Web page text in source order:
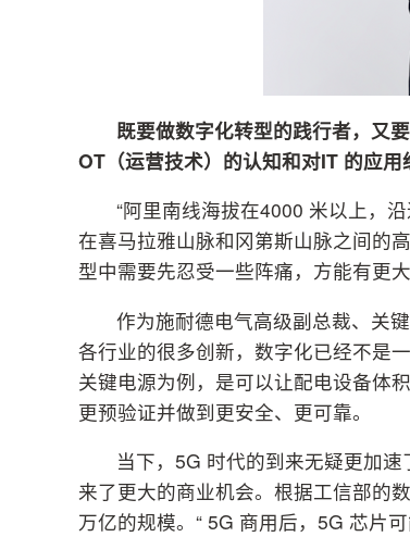
既要做数字化转型的践行者，又
OT（运营技术）的认知和对IT 的应用
“阿里南线海拔在4000 米以上，
在喜马拉雅山脉和冈第斯山脉之间的
型中需要先忍受一些阵痛，方能有更大
作为施耐德电气高级副总裁、关
各行业的很多创新，数字化已经不是
关键电源为例，是可以让配电设备体
更预验证并做到更安全、更可靠。
当下，5G 时代的到来无疑更加
来了更大的商业机会。根据工信部的
万亿的规模。“ 5G 商用后，5G 芯片